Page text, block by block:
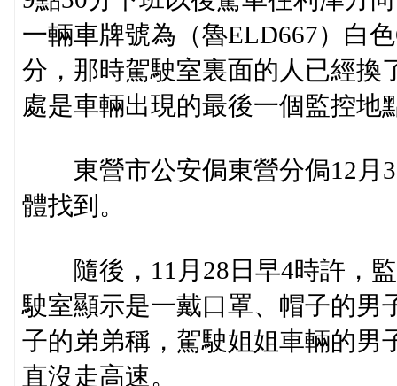
一輛車牌號為（魯ELD667）白
分，那時駕駛室裏面的人已經換
處是車輛出現的最後一個監控地
東營市公安侷東營分侷12月3
體找到。
隨後，11月28日早4時許，監
駛室顯示是一戴口罩、帽子的男
子的弟弟稱，駕駛姐姐車輛的男
直沒走高速。